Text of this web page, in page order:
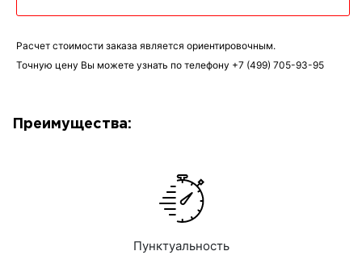
Расчет стоимости заказа является ориентировочным.
Точную цену Вы можете узнать по телефону +7 (499) 705-93-95
Преимущества:
Пунктуальность